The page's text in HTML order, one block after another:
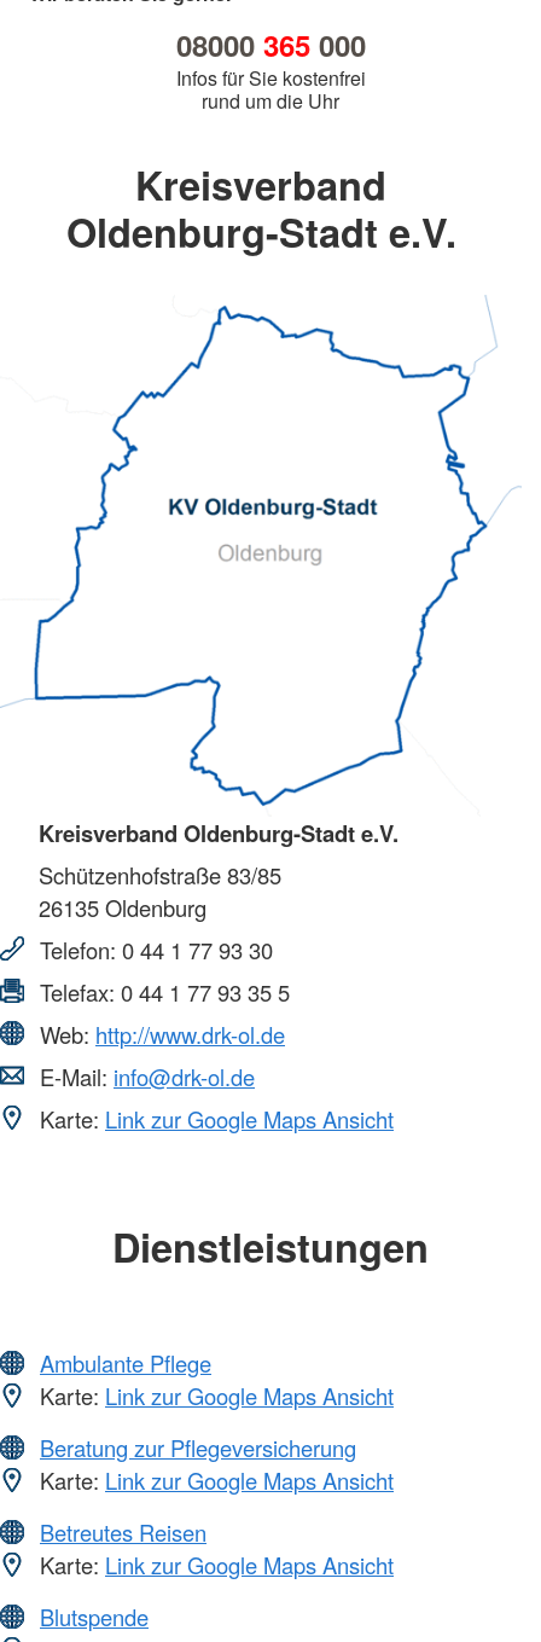
08000 365000
Infos für Sie kostenfrei
rund um die Uhr
Kreisverband
Oldenburg-Stadt e.V.
Kreisverband Oldenburg-Stadt e.V.
Schützenhofstraße 83/85
26135Oldenburg
Telefon: 0 44 1 77 93 30
Telefax: 0 44 1 77 93 35 5
Web: http://www.drk-ol.de
E-Mail: info@drk-ol.de
Karte: Link zur Google Maps Ansicht
Dienstleistungen
Ambulante Pflege
Karte: Link zur Google Maps Ansicht
Beratung zur Pflegeversicherung
Karte: Link zur Google Maps Ansicht
Betreutes Reisen
Karte: Link zur Google Maps Ansicht
Blutspende